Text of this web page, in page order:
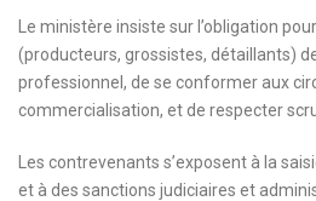
Le ministère insiste sur l’obligation
(producteurs, grossistes, détaillants)
professionnel, de se conformer aux
commercialisation, et de respecter
Les contrevenants s’exposent à la
et à des sanctions judiciaires et